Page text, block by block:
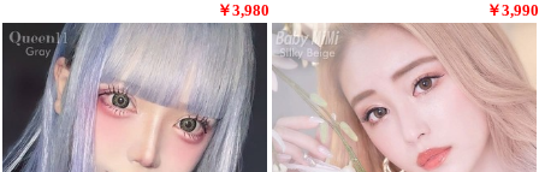
￥3,980
￥3,990